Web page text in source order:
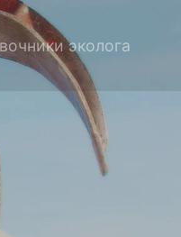
эколога